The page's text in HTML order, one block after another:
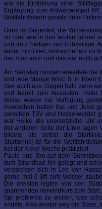
wie die Einführung einer
Ergänzung zum Antwortwimpel
Wettfahrtleiterin gerade beim
Ganz im Gegenteil, die
so rund wie in den letzten Jahren
und trotz heftiger und frühzeitiger
leider nicht viel zahlreicher als im
das Kind auch und das war auch
Am Samstag morgen erwartete die
und jede Mange Wind. 5, in Böen
See auch aus. Gegen halb zehn
und bereit zum Auslaufen. Peter
Weise wieder zur Verfügung
inzwischen hatten Kai und Jessi
zwischen TSV und Hasselwerder
war Heike, die unersetzliche Uhr
der anderen Seite der Linie lagen
bildete als selbst die
Starttonne) ist für die
bei der Kieler Woche praktiziert.
Paule und Jan auf dem
zum Strandbad hin gelegt und
versteckten sich in Lee von
gerne mal 6 Bft aufs Wasser
Die meisten legten von den
spannenden Vorwindkurs zum
Spi probieren zu wollen, was
endete. Also wieder weg die Blase,